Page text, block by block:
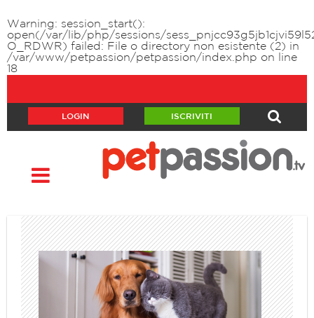
Warning : session_start():
open(/var/lib/php/sessions/
O_RDWR) failed: File o directory non esistente (2) in
/var/www/petpassion/petpassion/index.php on line
18
LOGIN ISCRIVITI